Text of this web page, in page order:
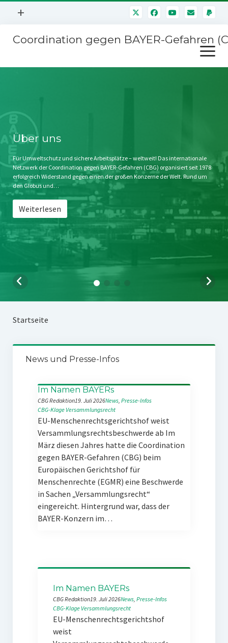
Menü
+
Mitmachen
Kontakt
Impressum
Störfälle
Coordination gegen BAYER-Gefahren
Menü
öffnen
Stichwort BAYER
Jahrestagung
SPENDEN
Über uns
Für Umweltschutz und sichere Arbeitsplätze – weltweit! Das internationale
Netzwerk der Coordination gegen BAYER-Gefahren (CBG) organisiert seit 1978
erfolgreich Widerstand gegen einen der großen Konzerne der Welt. Rund um
den Globus und…
Weiterlesen
Startseite
News und Presse-Infos
Im Namen BAYERs
CBG Redaktion19. Juli 2026News, Presse-Infos
CBG-Klage Versammlungsrecht
EU-Menschenrechtsgerichtshof weist
Versammlungsrechtsbeschwerde ab Im
März diesen Jahres hatte die Coordination
gegen BAYER-Gefahren (CBG) beim
Europäischen Gerichtshof für
Menschenrechte (EGMR) eine Beschwerde
in Sachen „Versammlungsrecht“
eingereicht. Hintergrund war, dass der
BAYER-Konzern im…
Im Namen BAYERs
CBG Redaktion19. Juli 2026News, Presse-Infos
CBG-Klage Versammlungsrecht
EU-Menschenrechtsgerichtshof
weist